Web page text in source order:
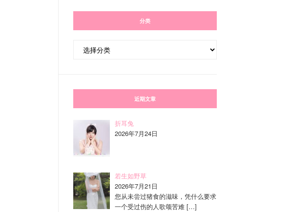
分类
近期文章
折耳兔
2026年7月24日
若生如野草
2026年7月21日
您从未尝过猪食的滋味，凭什么要求
一个受过伤的人歌颂苦难[…]